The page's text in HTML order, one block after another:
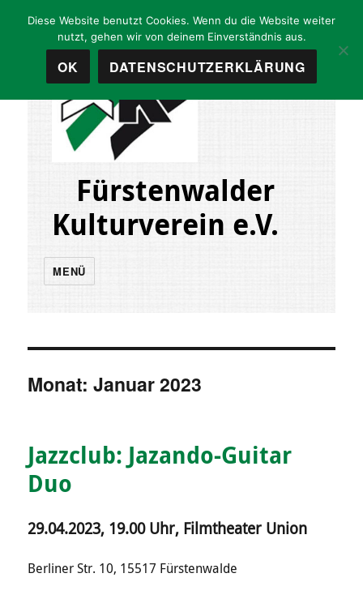
Fürstenwalder
Kulturverein e.V.
MENÜ
Monat:Januar 2023
Jazzclub: Jazando-Guitar
Duo
29.04.2023, 19.00 Uhr, Filmtheater Union
Berliner Str. 10, 15517 Fürstenwalde
Diese Website benutzt Cookies. Wenn du die Website weiter
nutzt, gehen wir von deinem Einverständnis aus.
OK DATENSCHUTZERKLÄRUNG